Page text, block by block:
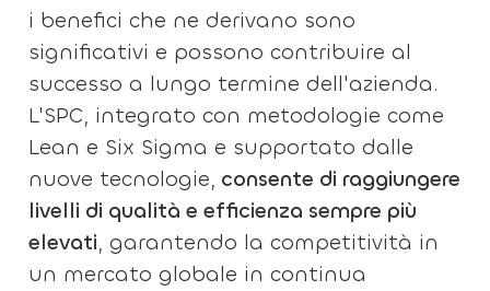
i benefici che ne derivano sono
significativi e possono contribuire al
successo a lungo termine dell'azienda.
L'SPC, integrato con metodologie come
Lean e Six Sigma e supportato dalle
nuove tecnologie, consente di raggiungere
livelli di qualità e efficienza sempre più
elevati, garantendo la competitività in
un mercato globale in continua